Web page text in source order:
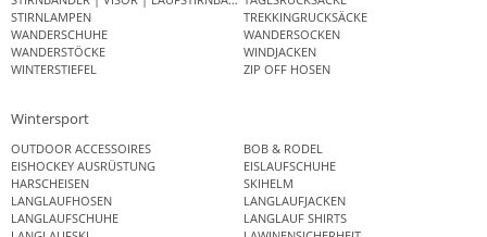
STIRNLAMPEN
TREKKINGRUCKSÄCKE
WANDERSCHUHE
WANDERSOCKEN
WANDERSTÖCKE
WINDJACKEN
WINTERSTIEFEL
ZIP OFF HOSEN
Wintersport
OUTDOOR ACCESSOIRES
BOB & RODEL
EISHOCKEY AUSRÜSTUNG
EISLAUFSCHUHE
HARSCHEISEN
SKIHELM
LANGLAUFHOSEN
LANGLAUFJACKEN
LANGLAUFSCHUHE
LANGLAUF SHIRTS